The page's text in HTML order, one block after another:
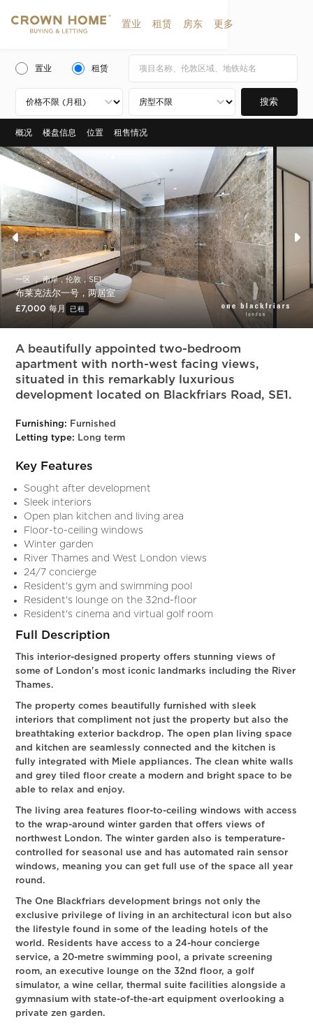
置业 租赁 房东 更多
置业 租赁
搜索
概况 楼盘信息 位置 租售情况
一区 ， 南岸，伦敦，SE1
布莱克法尔一号，两居室
£7,000 每月 已租
A beautifully appointed two-bedroom
apartment with north-west facing views,
situated in this remarkably luxurious
development located on Blackfriars Road, SE1.
Furnishing: Furnished
Letting type: Long term
Key Features
Sought after development
Sleek interiors
Open plan kitchen and living area
Floor-to-ceiling windows
Winter garden
River Thames and West London views
24/7 concierge
Resident's gym and swimming pool
Resident's lounge on the 32nd-floor
Resident's cinema and virtual golf room
Full Description
This interior-designed property offers stunning views of
some of London's most iconic landmarks including the River
Thames.
The property comes beautifully furnished with sleek
interiors that compliment not just the property but also the
breathtaking exterior backdrop. The open plan living space
and kitchen are seamlessly connected and the kitchen is
fully integrated with Miele appliances. The clean white walls
and grey tiled floor create a modern and bright space to be
able to relax and enjoy.
The living area features floor-to-ceiling windows with access
to the wrap-around winter garden that offers views of
northwest London. The winter garden also is temperature-
controlled for seasonal use and has automated rain sensor
windows, meaning you can get full use of the space all year
round.
The One Blackfriars development brings not only the
exclusive privilege of living in an architectural icon but also
the lifestyle found in some of the leading hotels of the
world. Residents have access to a 24-hour concierge
service, a 20-metre swimming pool, a private screening
room, an executive lounge on the 32nd floor, a golf
simulator, a wine cellar, thermal suite facilities alongside a
gymnasium with state-of-the-art equipment overlooking a
private zen garden.